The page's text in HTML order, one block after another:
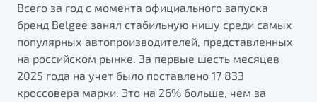
Автомобили в наличии
Тест-драйв
Автокредит
Спецпредложения
"Помощь на дорогах"
Преимущества программы
Всего за год с момента официального запуска
бренд Belgee занял стабильную нишу среди самых
популярных автопроизводителей, представленных
на российском рынке. За первые шесть месяцев
2025 года на учет было поставлено 17 833
кроссовера марки. Это на 26% больше, чем за